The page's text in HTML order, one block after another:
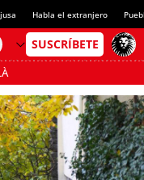
Habla el extranjero